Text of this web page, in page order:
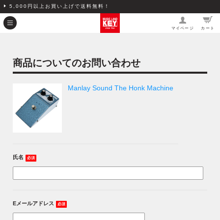
5,000円以上お買い上げで送料無料！
マイページ カート
商品についてのお問い合わせ
Manlay Sound The Honk Machine
氏名 必須
Eメールアドレス 必須